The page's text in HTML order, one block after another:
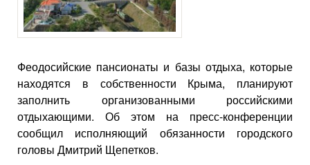
Феодосийские пансионаты и базы отдыха, которые
находятся в собственности Крыма, планируют
заполнить организованными российскими
отдыхающими. Об этом на пресс-конференции
сообщил исполняющий обязанности городского
головы Дмитрий Щепетков.